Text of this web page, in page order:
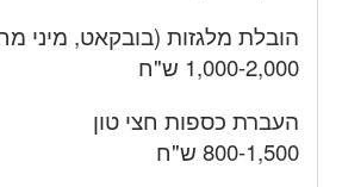
הובלת מלגזות (בובקאט, מיני
1,000-2,000 ש"ח
העברת כספות חצי טון
800-1,500 ש"ח